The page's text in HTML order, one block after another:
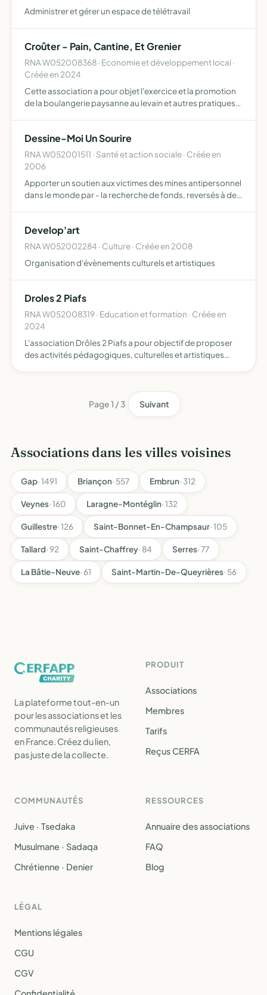
Administrer et gérer un espace de télétravail
Croûter - Pain, Cantine, Et Grenier
RNA W052008368 · Economie et développement local ·
Créée en 2024
Cette association a pour objet l'exercice et la promotion
de la boulangerie paysanne au levain et autres pratiques
Dessine-Moi Un Sourire
RNA W052001511 · Santé et action sociale · Créée en
2006
Apporter un soutien aux victimes des mines antipersonnel
dans le monde par - la recherche de fonds, reversés à des
Develop'art
RNA W052002284 · Culture · Créée en 2008
Organisation d'évènements culturels et artistiques
Droles 2 Piafs
RNA W052008319 · Education et formation · Créée en
2024
L'association Drôles 2 Piafs a pour objectif de proposer
des activités pédagogiques, culturelles et artistiques
Page 1 / 3 Suivant
Associations dans les villes voisines
Gap· 1491 Briançon· 557 Embrun· 312
Veynes· 160 Laragne-Montéglin· 132
Guillestre· 126 Saint-Bonnet-En-Champsaur· 105
Tallard· 92 Saint-Chaffrey· 84 Serres· 77
La Bâtie-Neuve· 61 Saint-Martin-De-Queyrières· 56
La plateforme tout-en-un
pour les associations et les
communautés religieuses
en France. Créez du lien,
pas juste de la collecte.
PRODUIT
Associations
Membres
Tarifs
Reçus CERFA
COMMUNAUTÉS
Juive · Tsedaka
Musulmane · Sadaqa
Chrétienne · Denier
RESSOURCES
Annuaire des associations
FAQ
Blog
LÉGAL
Mentions légales
CGU
CGV